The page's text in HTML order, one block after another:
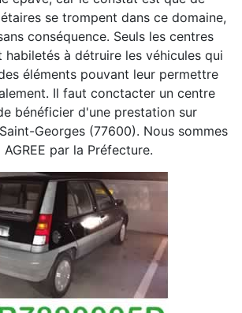
se trompent dans ce domaine,
conséquence. Seuls les centres
habiletés à détruire les véhicules qui
éléments pouvant leur permettre
Il faut conctacter un centre
bénéficier d'une prestation sur
Georges (77600). Nous sommes
AGREE par la Préfecture.